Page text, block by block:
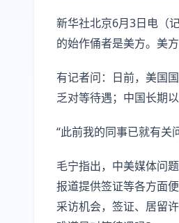
新华社北京6月3日电（
的始作俑者是美方。美
有记者问：日前，美国
乏对等待遇；中国长期
“此前我的同事已就有关
毛宁指出，中美媒体问
报道提供签证等各方面
采访机会，签证、居留